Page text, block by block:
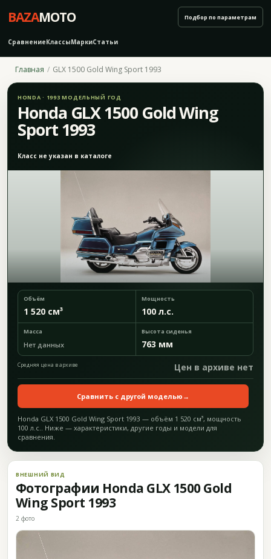
BAZAMOTO
СравнениеКлассыМаркиСтатьи
Подбор по параметрам
Главная GLX 1500 Gold Wing Sport 1993
HONDA · 1993 МОДЕЛЬНЫЙ ГОД
Honda GLX 1500 Gold Wing
Sport 1993
Класс не указан в каталоге
Объём
1 520 см³
Мощность
100 л.с.
Масса
Нет данных
Высота сиденья
763 мм
Средняя цена в архиве Цен в архиве нет
Сравнить с другой моделью →
Honda GLX 1500 Gold Wing Sport 1993 — объём 1 520 см³, мощность
100 л.с.. Ниже — характеристики, другие годы и модели для
сравнения.
ВНЕШНИЙ ВИД
Фотографии Honda GLX 1500 Gold
Wing Sport 1993
2 фото